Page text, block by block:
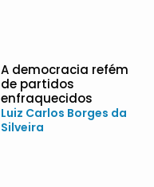
A democracia refém
de partidos
enfraquecidos
Luiz Carlos Borges da
Silveira